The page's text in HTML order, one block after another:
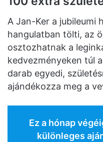
A Jan-Ker a jubileumi
hangulatban tölti, az
osztozhatnak a
kedvezményeken túl
darab egyedi,
ajándékozza meg a
Ez a hónap
különleges